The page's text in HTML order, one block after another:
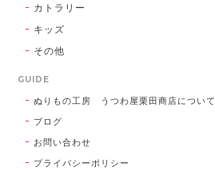
カトラリー
キッズ
その他
GUIDE
ぬりもの工房 うつわ屋栗田商店について
ブログ
お問い合わせ
プライバシーポリシー